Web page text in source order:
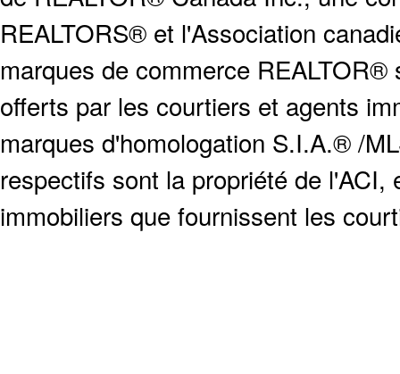
REALTORS® et l'Association
marques de commerce
offerts par les courtiers et agents
marques d'homologation S.I.A.® /
respectifs sont la propriété de
immobiliers que fournissent les